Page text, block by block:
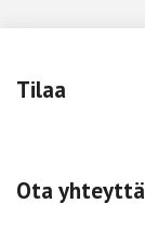
Tilaa
Ota yhteyttä